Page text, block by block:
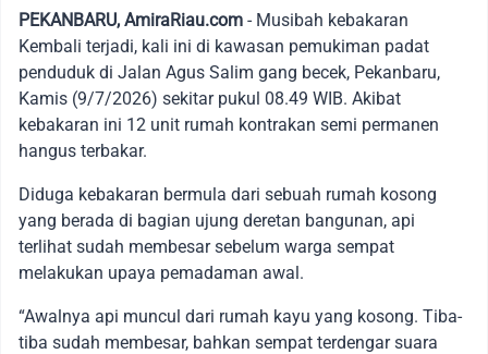
PEKANBARU, AmiraRiau.com - Musibah kebakaran
Kembali terjadi, kali ini di kawasan pemukiman padat
penduduk di Jalan Agus Salim gang becek, Pekanbaru,
Kamis (9/7/2026) sekitar pukul 08.49 WIB. Akibat
kebakaran ini 12 unit rumah kontrakan semi permanen
hangus terbakar.
​Diduga kebakaran bermula dari sebuah rumah kosong
yang berada di bagian ujung deretan bangunan, api
terlihat sudah membesar sebelum warga sempat
melakukan upaya pemadaman awal.
“Awalnya api muncul dari rumah kayu yang kosong. Tiba-
tiba sudah membesar, bahkan sempat terdengar suara